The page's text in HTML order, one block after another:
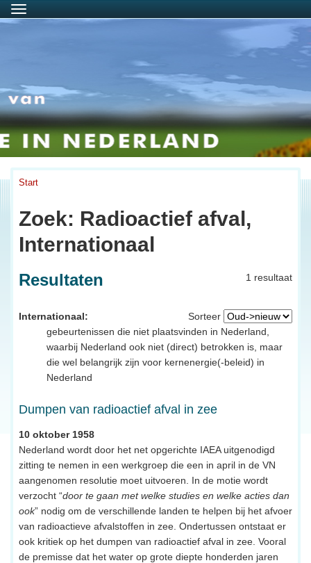
Menu
Start
Zoek: Radioactief afval,
Internationaal
1 resultaat
Resultaten
Sorteer
Internationaal:
gebeurtenissen die niet plaatsvinden in Nederland,
waarbij Nederland ook niet (direct) betrokken is, maar
die wel belangrijk zijn voor kernenergie(-beleid) in
Nederland
Dumpen van radioactief afval in zee
10 oktober 1958
Nederland wordt door het net opgerichte IAEA uitgenodigd
zitting te nemen in een werkgroep die een in april in de VN
aangenomen resolutie moet uitvoeren. In de motie wordt
verzocht “door te gaan met welke studies en welke acties dan
ook” nodig om de verschillende landen te helpen bij het afvoer
van radioactieve afvalstoffen in zee. Ondertussen ontstaat er
ook kritiek op het dumpen van radioactief afval in zee. Vooral
de premisse dat het water op grote diepte honderden jaren